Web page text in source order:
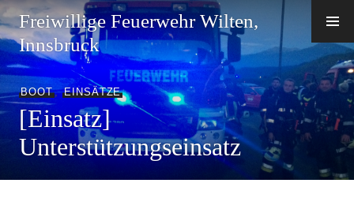
Zum
Inhalt
springen
Freiwillige Feuerwehr Wilten,
Innsbruck
BOOT,EINSÄTZE
[Einsatz]
Unterstützungseinsatz